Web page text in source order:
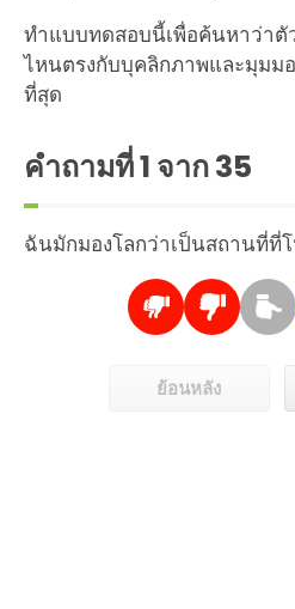
ทำแบบทดสอบนี้เพื่อค้นหาว่าตั
ไหนตรงกับบุคลิกภาพและมุม
ที่สุด
คำถามที่1 จาก 35
ฉันมักมองโลกว่าเป็นสถานที่ที่
ย้อนหลัง